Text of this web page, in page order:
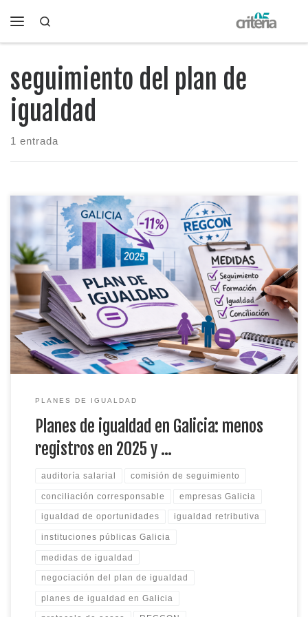
Saltar al contenido
seguimiento del plan de
igualdad
1 entrada
Planes de igualdad en Galicia bajan un 11% en 2025 (287).
Te contamos lo clave, qué supone para tu empresa y qué
acciones tomar para que el plan no sea “papel mojado”.
PLANES DE IGUALDAD
Planes de igualdad en Galicia: menos
registros en 2025 y …
auditoría salarial comisión de seguimiento
conciliación corresponsable empresas Galicia
igualdad de oportunidades igualdad retributiva
instituciones públicas Galicia
medidas de igualdad
negociación del plan de igualdad
planes de igualdad en Galicia